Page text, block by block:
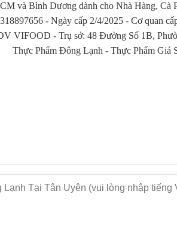
nướng lên sẽ mang đến hương vị
thực khách của bạn say mê với vị ngọt
hút những thực khách yêu thích ẩm
nghiệp, nhà hàng và quán ăn tại khu
và Bình Dương dành cho Nhà Hàng, Cà
- Ngày cấp 2/4/2025 - Cơ quan
VIFOOD - Trụ sở: 48 Đường Số 1B,
Thực Phẩm Đông Lạnh - Thực Phẩm Giá